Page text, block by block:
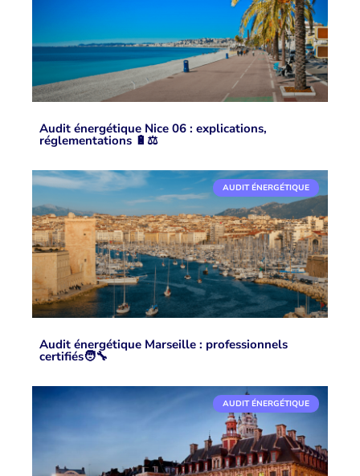
Audit énergétique Nice 06 : explications,
réglementations 🔋⚖️
AUDIT ÉNERGÉTIQUE
Audit énergétique Marseille : professionnels
certifiés🧑‍🔧
AUDIT ÉNERGÉTIQUE